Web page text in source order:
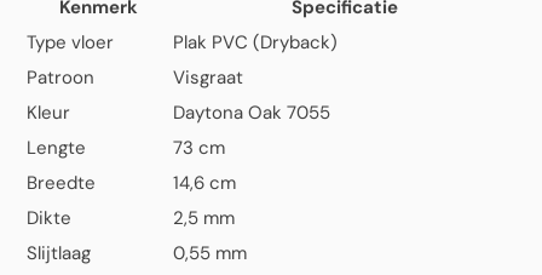
Kenmerk
Specificatie
Type vloer
Plak PVC (Dryback)
Patroon
Visgraat
Kleur
Daytona Oak 7055
Lengte
73 cm
Breedte
14,6 cm
Dikte
2,5 mm
Slijtlaag
0,55 mm